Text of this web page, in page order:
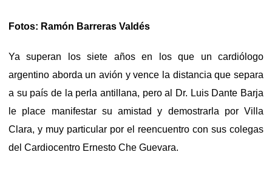
Fotos: Ramón Barreras Valdés
Ya superan los siete años en los que un cardiólogo
argentino aborda un avión y vence la distancia que separa
a su país de la perla antillana, pero al Dr. Luis Dante Barja
le place manifestar su amistad y demostrarla por Villa
Clara, y muy particular por el reencuentro con sus colegas
del Cardiocentro Ernesto Che Guevara.